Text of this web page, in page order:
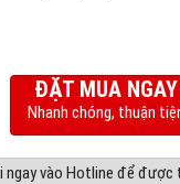
ĐẶT MUA NGAY
Nhanh chóng, thuận
ngay vào Hotline để